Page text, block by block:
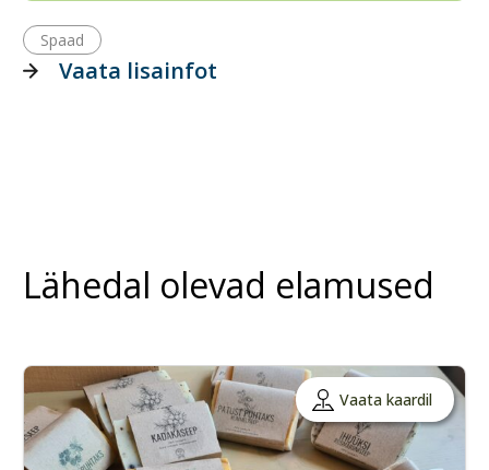
Spaad
Vaata lisainfot
Lähedal olevad elamused
Vaata kaardil